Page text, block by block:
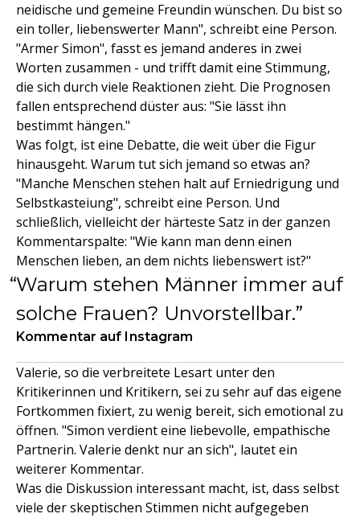
neidische und gemeine Freundin wünschen. Du bist so
ein toller, liebenswerter Mann", schreibt eine Person.
"Armer Simon", fasst es jemand anderes in zwei
Worten zusammen - und trifft damit eine Stimmung,
die sich durch viele Reaktionen zieht. Die Prognosen
fallen entsprechend düster aus: "Sie lässt ihn
bestimmt hängen."
Was folgt, ist eine Debatte, die weit über die Figur
hinausgeht. Warum tut sich jemand so etwas an?
"Manche Menschen stehen halt auf Erniedrigung und
Selbstkasteiung", schreibt eine Person. Und
schließlich, vielleicht der härteste Satz in der ganzen
Kommentarspalte: "Wie kann man denn einen
Menschen lieben, an dem nichts liebenswert ist?"
Warum stehen Männer immer auf
solche Frauen? Unvorstellbar.
Kommentar auf Instagram
Valerie, so die verbreitete Lesart unter den
Kritikerinnen und Kritikern, sei zu sehr auf das eigene
Fortkommen fixiert, zu wenig bereit, sich emotional zu
öffnen. "Simon verdient eine liebevolle, empathische
Partnerin. Valerie denkt nur an sich", lautet ein
weiterer Kommentar.
Was die Diskussion interessant macht, ist, dass selbst
viele der skeptischen Stimmen nicht aufgegeben